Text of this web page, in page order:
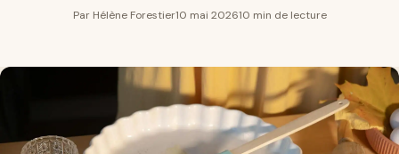
Par Hélène Forestier10 mai 202610 min de lecture